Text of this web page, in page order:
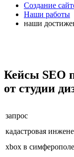
Создание
Наши работы
наши
Кейсы SEO
от студии
запрос
кадастровая
xbox в симферополе